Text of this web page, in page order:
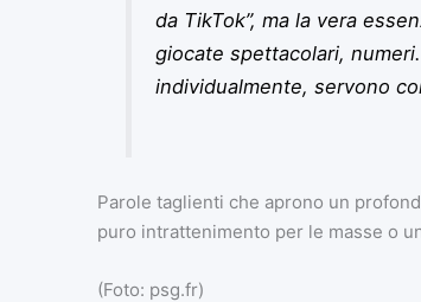
da TikTok”, ma la vera
giocate spettacolari,
individualmente, servono
Parole taglienti che aprono un
puro intrattenimento per le masse o
(Foto: psg.fr)